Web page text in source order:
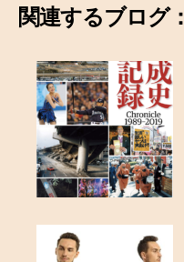
関連するブログ：